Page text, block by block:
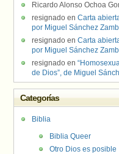
Ricardo Alonso Ochoa
resignado en Carta
por Miguel Sánchez
resignado en Carta
por Miguel Sánchez
resignado en
de Dios”, de Miguel
Categorías
Biblia
Biblia Queer
Otro Dios es posible